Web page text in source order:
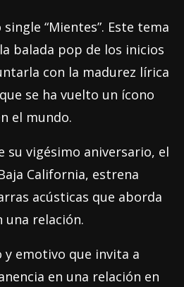
“Mientes”. Este tema
balada pop de los inicios
con la madurez lírica
se ha vuelto un ícono
el mundo.
su vigésimo aniversario, el
California, estrena
acústicas que aborda
relación.
y emotivo que invita a
en una relación en